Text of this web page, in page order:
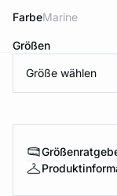
Farbe marine
Größen
Größe wählen